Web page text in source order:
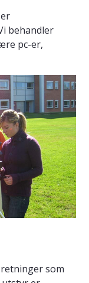
behandler
pc-er,
som